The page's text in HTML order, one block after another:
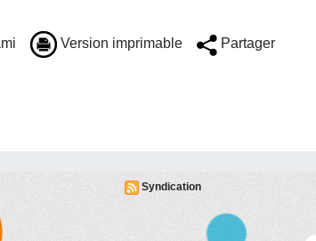
Version imprimable Partager
Syndication